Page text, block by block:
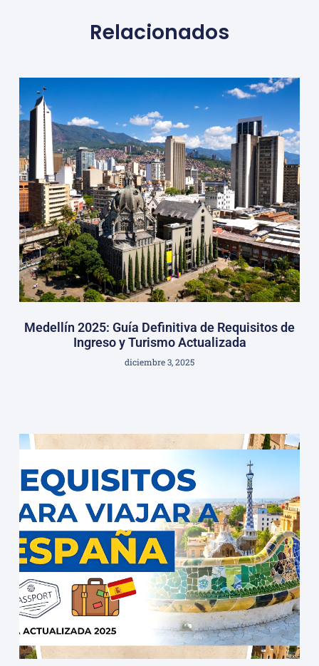
Relacionados
Medellín 2025: Guía Definitiva de Requisitos de
Ingreso y Turismo Actualizada
diciembre 3, 2025